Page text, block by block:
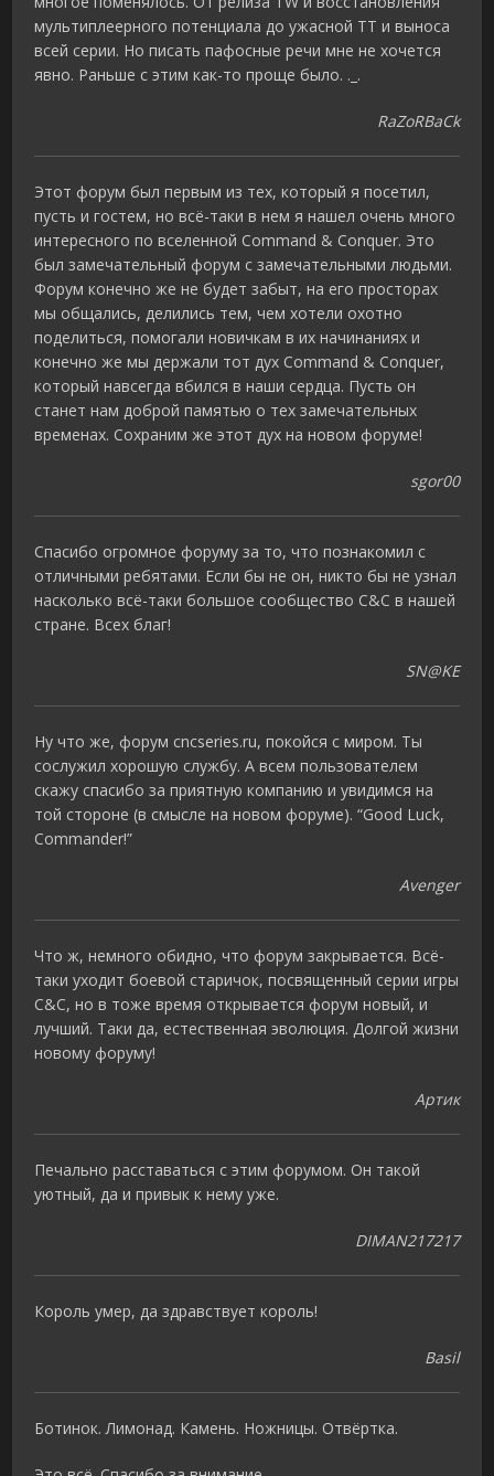
мультиплеерного потенциала до ужасной TT и выноса
всей серии. Но писать пафосные речи мне не хочется
явно. Раньше с этим как-то проще было. ._.
RaZoRBaCk
Этот форум был первым из тех, который я посетил,
пусть и гостем, но всё-таки в нем я нашел очень много
интересного по вселенной Command & Conquer. Это
был замечательный форум с замечательными людьми.
Форум конечно же не будет забыт, на его просторах
мы общались, делились тем, чем хотели охотно
поделиться, помогали новичкам в их начинаниях и
конечно же мы держали тот дух Command & Conquer,
который навсегда вбился в наши сердца. Пусть он
станет нам доброй памятью о тех замечательных
временах. Сохраним же этот дух на новом форуме!
sgor00
Спасибо огромное форуму за то, что познакомил с
отличными ребятами. Если бы не он, никто бы не узнал
насколько всё-таки большое сообщество C&C в нашей
стране. Всех благ!
SN@KE
Ну что же, форум cncseries.ru, покойся с миром. Ты
сослужил хорошую службу. А всем пользователем
скажу спасибо за приятную компанию и увидимся на
той стороне (в смысле на новом форуме). “Good Luck,
Commander!”
Avenger
Что ж, немного обидно, что форум закрывается. Всё-
таки уходит боевой старичок, посвященный серии игры
C&C, но в тоже время открывается форум новый, и
лучший. Таки да, естественная эволюция. Долгой жизни
новому форуму!
Артик
Печально расставаться с этим форумом. Он такой
уютный, да и привык к нему уже.
DIMAN217217
Король умер, да здравствует король!
Basil
Ботинок. Лимонад. Камень. Ножницы. Отвёртка.